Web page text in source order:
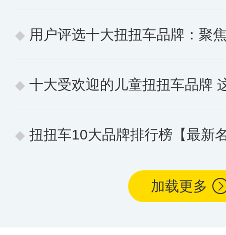
用户评选十大扭扭车品牌：聚焦
十大受欢迎的儿童扭扭车品牌 这些
扭扭车10大品牌排行榜【最新
加载更多